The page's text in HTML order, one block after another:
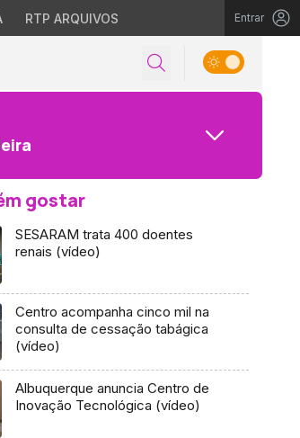
RTP ARQUIVOS Entrar
gostar
SESARAM trata 400 doentes
renais (vídeo)
Centro acompanha cinco mil na
consulta de cessação tabágica
(vídeo)
Albuquerque anuncia Centro de
Inovação Tecnológica (vídeo)